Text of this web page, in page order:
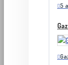
5